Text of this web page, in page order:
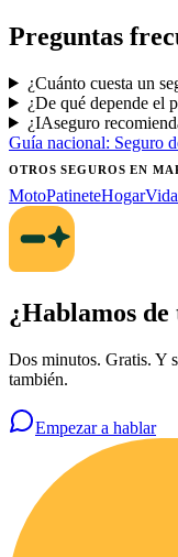
Preguntas
¿Cuánto cuesta un
¿De qué depende el
¿IAseguro
Guía nacional: Seguro
OTROS SEGUROSEN
MotoPatineteHogarVida
¿Hablamos de
Dos minutos. Gratis. Y
también.
Empezar a hablar